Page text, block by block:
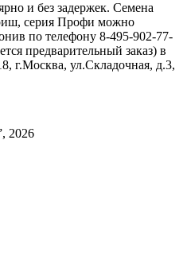
и без задержек. Семена
серия Профи можно
по телефону 8-495-902-77-
предварительный заказ) в
г.Москва, ул.Складочная, д.3,
2026